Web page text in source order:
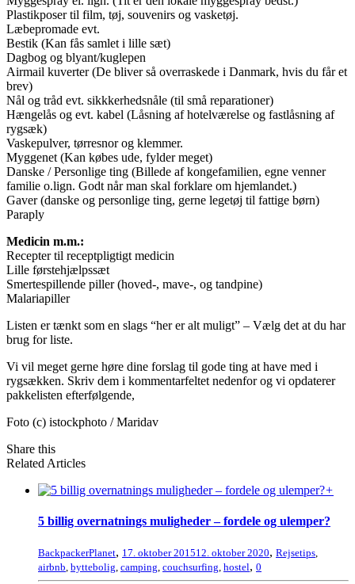
Plastikposer til film, tøj, souvenirs og vasketøj.
Læbepromade evt.
Bestik (Kan fås samlet i lille sæt)
Dagbog og blyant/kuglepen
Airmail kuverter (De bliver så overraskede i Danmark, hvis du får et
brev)
Nål og tråd evt. sikkkerhedsnåle (til små reparationer)
Hængelås og evt. kabel (Låsning af hotelværelse og fastlåsning af
rygsæk)
Vaskepulver, tørresnor og klemmer.
Myggenet (Kan købes ude, fylder meget)
Danske / Personlige ting (Billede af kongefamilien, egne venner
familie o.lign. Godt når man skal forklare om hjemlandet.)
Gaver (danske og personlige ting, gerne legetøj til fattige børn)
Paraply
Medicin m.m.:
Recepter til receptpligtigt medicin
Lille førstehjælpssæt
Smertespillende piller (hoved-, mave-, og tandpine)
Malariapiller
Listen er tænkt som en slags “her er alt muligt” – Vælg det at du har
brug for liste.
Vi vil meget gerne høre dine forslag til gode ting at have med i
rygsækken. Skriv dem i kommentarfeltet nedenfor og vi opdaterer
pakkelisten efterfølgende,
Foto (c) istockphoto / Maridav
Share this
Related Articles
+
5 billig overnatnings muligheder – fordele og ulemper?
BackpackerPlanet, 17. oktober 201512. oktober 2020, Rejsetips,
airbnb, byttebolig, camping, couchsurfing, hostel, 0